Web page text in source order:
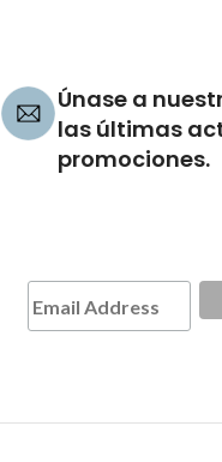
Únase a
las últimas
promociones.